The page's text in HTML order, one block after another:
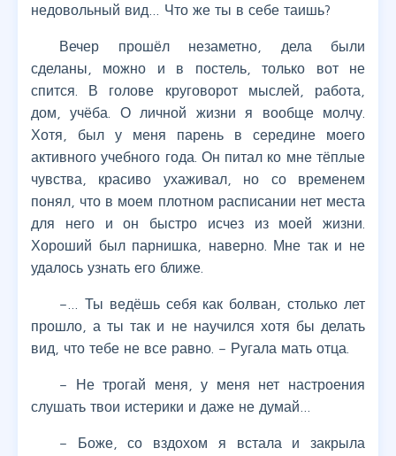
недовольный вид… Что же ты в себе таишь?
Вечер прошёл незаметно, дела были
сделаны, можно и в постель, только вот не
спится. В голове круговорот мыслей, работа,
дом, учёба. О личной жизни я вообще молчу.
Хотя, был у меня парень в середине моего
активного учебного года. Он питал ко мне тёплые
чувства, красиво ухаживал, но со временем
понял, что в моем плотном расписании нет места
для него и он быстро исчез из моей жизни.
Хороший был парнишка, наверно. Мне так и не
удалось узнать его ближе.
–… Ты ведёшь себя как болван, столько лет
прошло, а ты так и не научился хотя бы делать
вид, что тебе не все равно. – Ругала мать отца.
– Не трогай меня, у меня нет настроения
слушать твои истерики и даже не думай…
– Боже, со вздохом я встала и закрыла